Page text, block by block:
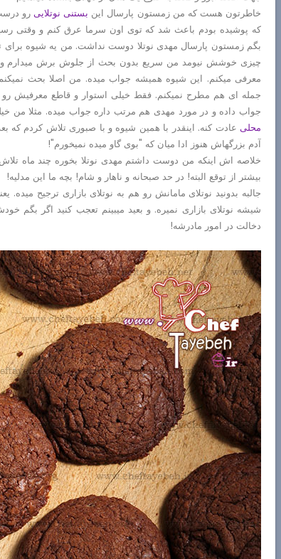
خاطرتون هست که من زمستون پارسال این بستنی نوتلاییرو
که پوشیده بودم باعث شد که توی اون سرما عرق کنم و وقتی
بگم زمستون پارسال مهدی نوتلا دوست نداشت. من یه شیوه برای
چیزی خوشش نیومد من سریع بدون بحث از جلوش برش میدارم و
معرفی میکنم. این شیوه همیشه جواب میده. من اصلا بحث
جمله ای هم مطرح نمیکنم. فقط خیلی استوار و قاطع معرفیش رو
جواب داده و در مورد مهدی هم مرتب داره جواب میده. مثلا من
محلی عادت کنه. اینقدر با همین شیوه و با صبوری تلاش کردم
آدم بزرگهاش هنوز ادا میان که "بوی گاو میده نمیخورم"!
خلاصه اش اینکه من دوست داشتم مهدی نوتلا بخوره چند ماه
بیشتر از توقع البته! در حد صبحانه و ناهار و شام! بچه ما این مدلیه!
جالبه بدونید نوتلای مامانش رو هم به نوتلای بازاری ترجیح
شیشه نوتلای بازاری نمیره. و بعید میبینم تعجب کنید اگر بگم
دخالت در امور مادرشه!